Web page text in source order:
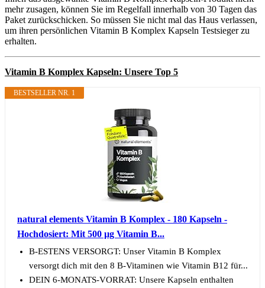
mehr zusagen, können Sie im Regelfall innerhalb von 30 Tagen das
Paket zurückschicken. So müssen Sie nicht mal das Haus verlassen,
um ihren persönlichen Vitamin B Komplex Kapseln Testsieger zu
erhalten.
Vitamin B Komplex Kapseln: Unsere Top 5
BESTSELLER NR. 1
natural elements Vitamin B Komplex - 180 Kapseln -
Hochdosiert: Mit 500 µg Vitamin B...
B-ESTENS VERSORGT: Unser Vitamin B Komplex
versorgt dich mit den 8 B-Vitaminen wie Vitamin B12 für...
DEIN 6-MONATS-VORRAT: Unsere Kapseln enthalten